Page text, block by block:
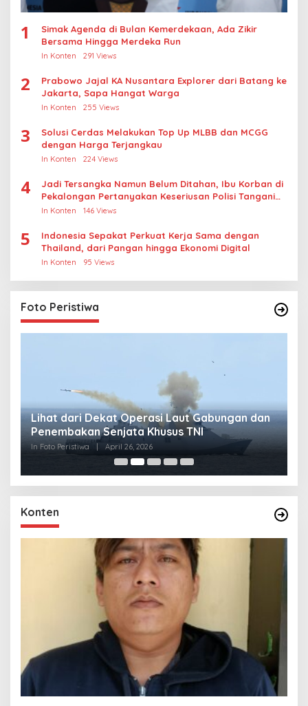
1
Simak Agenda di Bulan Kemerdekaan, Ada Zikir
Bersama Hingga Merdeka Run
In Konten 291 Views
2
Prabowo Jajal KA Nusantara Explorer dari Batang ke
Jakarta, Sapa Hangat Warga
In Konten 255 Views
3
Solusi Cerdas Melakukan Top Up MLBB dan MCGG
dengan Harga Terjangkau
In Konten 224 Views
4
Jadi Tersangka Namun Belum Ditahan, Ibu Korban di
Pekalongan Pertanyakan Keseriusan Polisi Tangani
Kasus Rudapksa Sampai Anaknya Hamil
In Konten 146 Views
5
Indonesia Sepakat Perkuat Kerja Sama dengan
Thailand, dari Pangan hingga Ekonomi Digital
In Konten 95 Views
Foto Peristiwa
Lihat dari Dekat Operasi Laut Gabungan dan
Penembakan Senjata Khusus TNI
In Foto Peristiwa April 26, 2026
Konten